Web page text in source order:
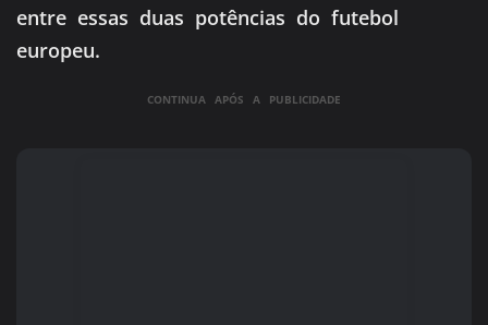
entre essas duas potências do futebol
europeu.
CONTINUA APÓS A PUBLICIDADE